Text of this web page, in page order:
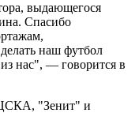
выдающегося
Спасибо
наш футбол
нас", — говорится в
"Зенит" и